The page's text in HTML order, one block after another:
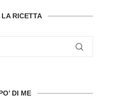
LA RICETTA
DI ME